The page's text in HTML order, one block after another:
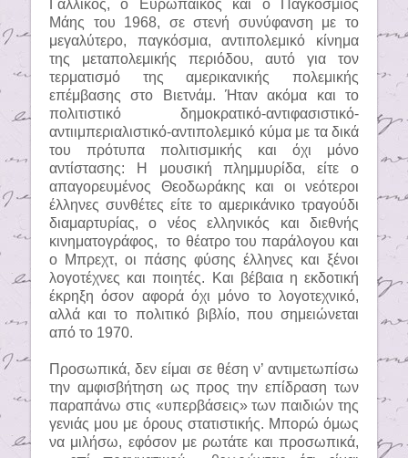
Γαλλικός, ο Ευρωπαϊκός και ο Παγκόσμιος
Μάης του 1968, σε στενή συνύφανση με το
μεγαλύτερο, παγκόσμια, αντιπολεμικό κίνημα
της μεταπολεμικής περιόδου, αυτό για τον
τερματισμό της αμερικανικής πολεμικής
επέμβασης στο Βιετνάμ. Ήταν ακόμα και το
πολιτιστικό δημοκρατικό-αντιφασιστικό-
αντιιμπεριαλιστικό-αντιπολεμικό κύμα με τα δικά
του πρότυπα πολιτισμικής και όχι μόνο
αντίστασης: Η μουσική πλημμυρίδα, είτε ο
απαγορευμένος Θεοδωράκης και οι νεότεροι
έλληνες συνθέτες είτε το αμερικάνικο τραγούδι
διαμαρτυρίας, ο νέος ελληνικός και διεθνής
κινηματογράφος,
το θέατρο του παράλογου και
ο Μπρεχτ, οι πάσης φύσης έλληνες και ξένοι
λογοτέχνες και ποιητές. Και βέβαια η εκδοτική
έκρηξη όσον αφορά όχι μόνο το λογοτεχνικό,
αλλά και το πολιτικό βιβλίο, που σημειώνεται
από το 1970.
Προσωπικά, δεν είμαι σε θέση ν’ αντιμετωπίσω
την αμφισβήτηση ως προς την επίδραση των
παραπάνω στις «υπερβάσεις» των παιδιών της
γενιάς μου με όρους στατιστικής. Μπορώ όμως
να μιλήσω, εφόσον με ρωτάτε και προσωπικά,